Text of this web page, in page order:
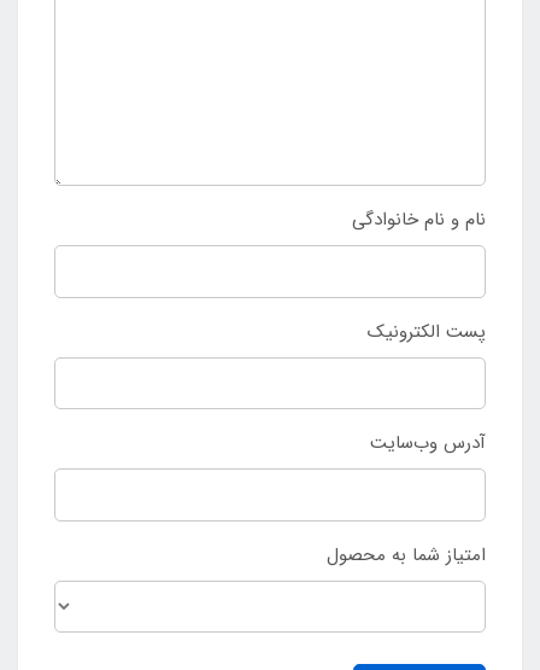
نام و نام خانوادگی
پست الکترونیک
آدرس وب‌سایت
امتیاز شما به محصول